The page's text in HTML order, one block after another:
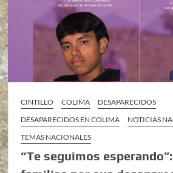
CINTILLO COLIMA
DESAPARECIDOS
DESAPARECIDOS EN COLIMA
NOTICIAS
TEMAS NACIONALES
“Te seguimos